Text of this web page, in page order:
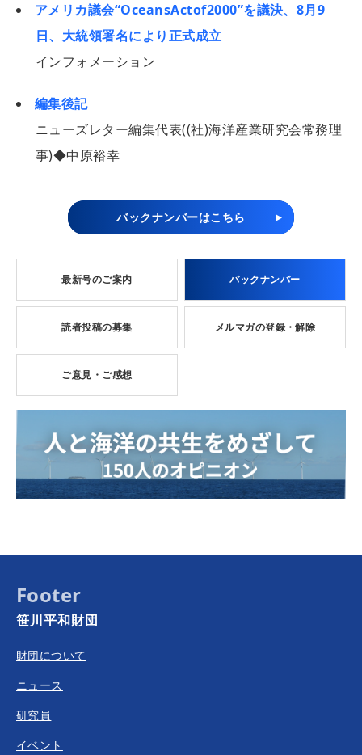
アメリカ議会“OceansActof2000”を議決、8月9
日、大統領署名により正式成立
インフォメーション
編集後記
ニューズレター編集代表((社)海洋産業研究会常務理
事)◆中原裕幸
バックナンバーはこちら
最新号のご案内 バックナンバー
読者投稿の募集 メルマガの登録・解除
ご意見・ご感想
Footer
笹川平和財団
財団について
ニュース
研究員
イベント